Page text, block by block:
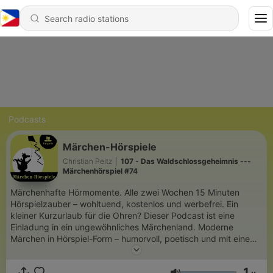
Podcasts
Märchen-Hörspiele
Christian Peitz
107 - Das Waldschlossgeheimnis ---
Märchenhörspiel #74
Märchenhafte Hörmomente. Alle zwei Wochen 15 Minuten
Hörspielzauber – wohltuend, kostenlos und werbefrei. Ein
kleiner Kurzurlaub für die Ohren? Dieser Podcast ist eine
Einladung in ein ungewöhnliches Märchenland. Moderne
Märchen in Hörspiel-Form – humorvoll, poetisch und mit einem
feinen Blick auf die großen und kleinen Fragen. Für